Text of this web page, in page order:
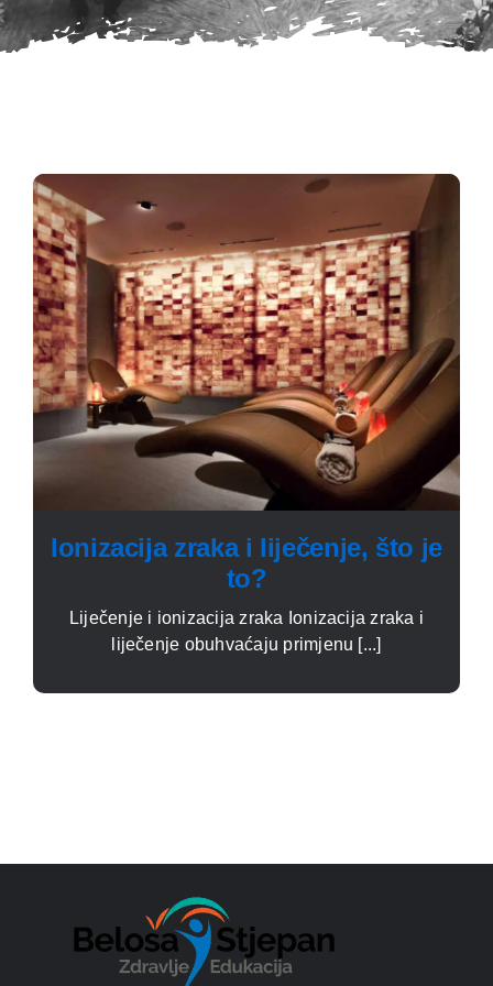
Ionizacija zraka i liječenje, što je
to?
Liječenje i ionizacija zraka Ionizacija zraka i
liječenje obuhvaćaju primjenu [...]